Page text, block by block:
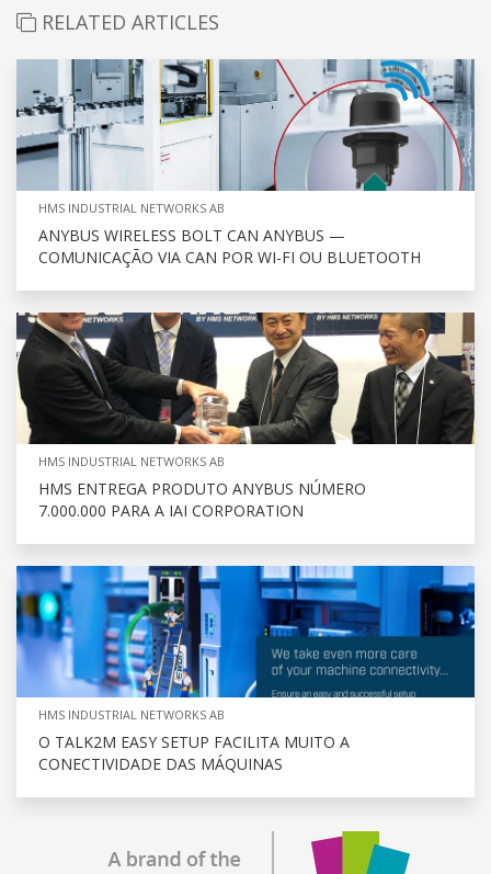
RELATED ARTICLES
HMS INDUSTRIAL NETWORKS AB
ANYBUS WIRELESS BOLT CAN ANYBUS —
COMUNICAÇÃO VIA CAN POR WI-FI OU BLUETOOTH
HMS INDUSTRIAL NETWORKS AB
HMS ENTREGA PRODUTO ANYBUS NÚMERO
7.000.000 PARA A IAI CORPORATION
HMS INDUSTRIAL NETWORKS AB
O TALK2M EASY SETUP FACILITA MUITO A
CONECTIVIDADE DAS MÁQUINAS